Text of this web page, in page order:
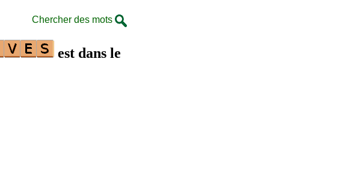
Chercher des mots
est dans le